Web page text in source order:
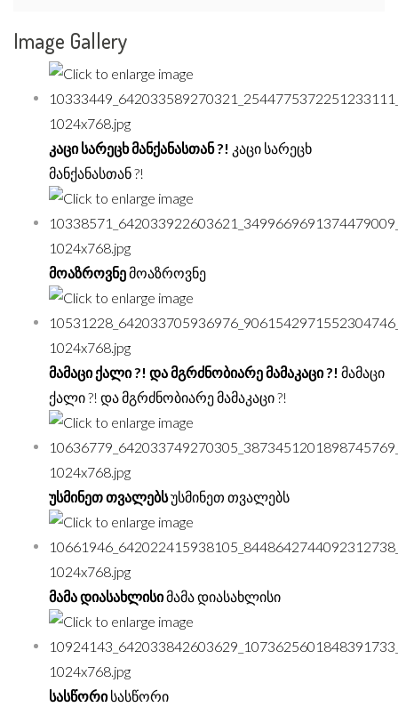
Image Gallery
კაცი სარეცხ მანქანასთან ?! კაცი სარეცხ
მანქანასთან ?!
მოაზროვნემოაზროვნე
მამაცი ქალი ?! და მგრძნობიარე მამაკაცი ?! მამაცი
ქალი ?! და მგრძნობიარე მამაკაცი ?!
უსმინეთ თვალებსუსმინეთ თვალებს
მამა დიასახლისიმამა დიასახლისი
სასწორი სასწორი